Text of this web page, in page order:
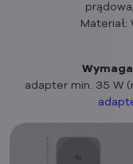
Materiał:
adapter min. 35 W